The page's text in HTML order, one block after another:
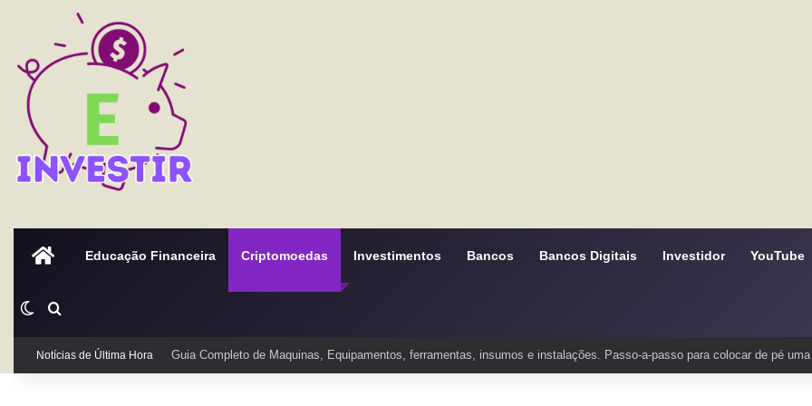
HomeEducação Financeira Criptomoedas Investimentos Bancos Bancos Digitais Investidor YouTube
Switch skin
Notícias de Última Hora Guia Completo de Maquinas, Equipamentos, ferramentas, insumos e instalações. Passo-a-passo para colocar de pé uma